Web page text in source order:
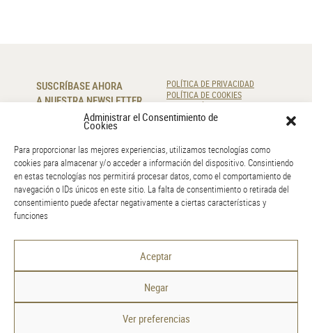
Administrar el Consentimiento de
Cookies
Para proporcionar las mejores experiencias, utilizamos tecnologías como
cookies para almacenar y/o acceder a información del dispositivo. Consintiendo
en estas tecnologías nos permitirá procesar datos, como el comportamiento de
navegación o IDs únicos en este sitio. La falta de consentimiento o retirada del
consentimiento puede afectar negativamente a ciertas características y
funciones
Aceptar
Negar
Ver preferencias
SUSCRÍBASE AHORA
A NUESTRA NEWSLETTER
SUSCRIBIR
POLÍTICA DE PRIVACIDAD
POLÍTICA DE COOKIES
RESOLUCIÓN DE LITIGIOS
CONTÁCTENOS
220 920 830
info@amr.pt